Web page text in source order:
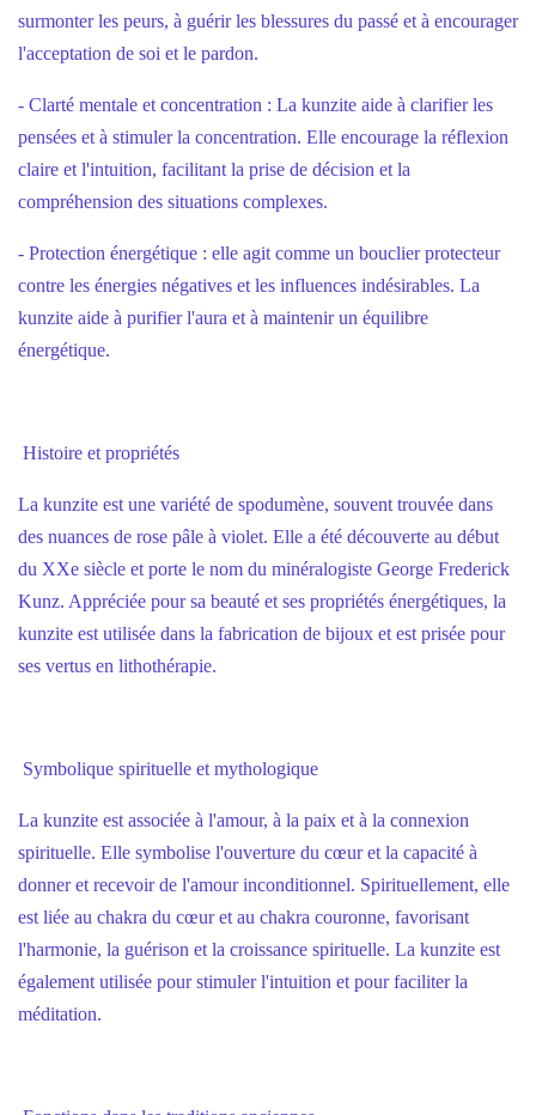
surmonter les peurs, à guérir les blessures du passé et à encourager
l'acceptation de soi et le pardon.
- Clarté mentale et concentration : La kunzite aide à clarifier les
pensées et à stimuler la concentration. Elle encourage la réflexion
claire et l'intuition, facilitant la prise de décision et la
compréhension des situations complexes.
- Protection énergétique : elle agit comme un bouclier protecteur
contre les énergies négatives et les influences indésirables. La
kunzite aide à purifier l'aura et à maintenir un équilibre
énergétique.
Histoire et propriétés
La kunzite est une variété de spodumène, souvent trouvée dans
des nuances de rose pâle à violet. Elle a été découverte au début
du XXe siècle et porte le nom du minéralogiste George Frederick
Kunz. Appréciée pour sa beauté et ses propriétés énergétiques, la
kunzite est utilisée dans la fabrication de bijoux et est prisée pour
ses vertus en lithothérapie.
Symbolique spirituelle et mythologique
La kunzite est associée à l'amour, à la paix et à la connexion
spirituelle. Elle symbolise l'ouverture du cœur et la capacité à
donner et recevoir de l'amour inconditionnel. Spirituellement, elle
est liée au chakra du cœur et au chakra couronne, favorisant
l'harmonie, la guérison et la croissance spirituelle. La kunzite est
également utilisée pour stimuler l'intuition et pour faciliter la
méditation.